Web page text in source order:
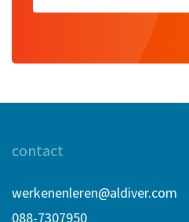
contact
werkenenleren@aldiver.com
088-7307950